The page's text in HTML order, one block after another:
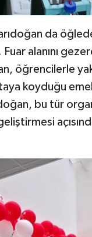
da
alanını
öğrencilerle
koyduğu
bu tür